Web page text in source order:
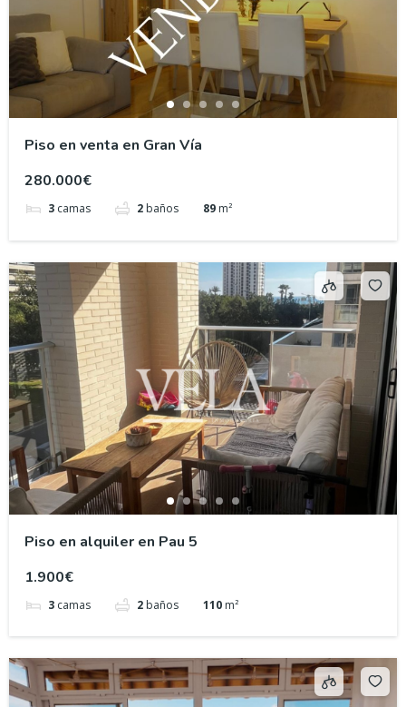
Piso en venta en Gran Vía
280.000€
3 camas 2 baños 89 m²
Piso en alquiler en Pau 5
1.900€
3 camas 2 baños 110 m²